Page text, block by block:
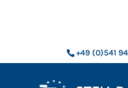
+49 (0)541